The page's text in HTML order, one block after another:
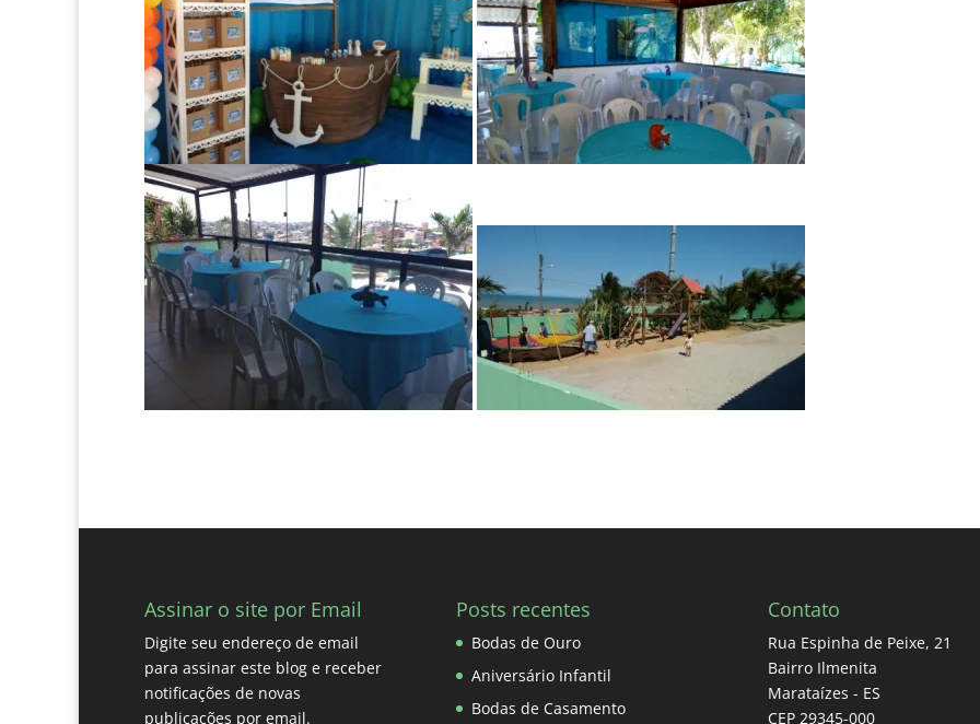
Assinar o site por Email
Digite seu endereço de email
para assinar este blog e receber
notificações de novas
publicações por email.
Posts recentes
Bodas de Ouro
Aniversário Infantil
Bodas de Casamento
Contato
Rua Espinha de Peixe, 21
Bairro Ilmenita
Marataízes - ES
CEP 29345-000